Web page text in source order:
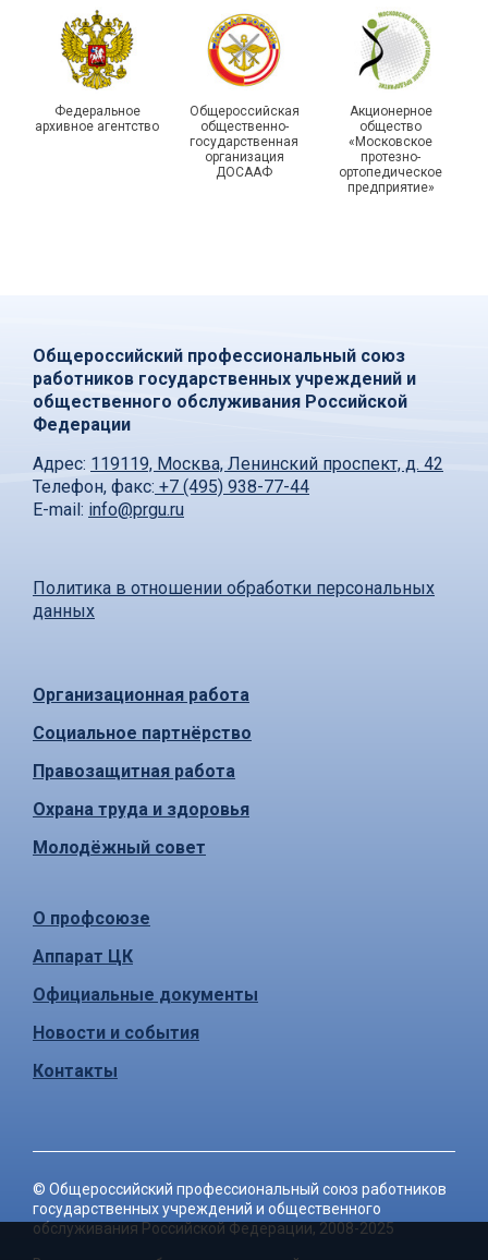
Федеральное
архивное агентство
Общероссийская
общественно-
государственная
организация
ДОСААФ
Акционерное
общество
«Московское
протезно-
ортопедическое
предприятие»
Общероссийский профессиональный союз
работников государственных учреждений и
общественного обслуживания Российской
Федерации
Адрес: 119119, Москва, Ленинский проспект, д. 42
Телефон, факс: +7 (495) 938-77-44
E-mail: info@prgu.ru
Политика в отношении обработки персональных
данных
Организационная работа
Социальное партнёрство
Правозащитная работа
Охрана труда и здоровья
Молодёжный совет
О профсоюзе
Аппарат ЦК
Официальные документы
Новости и события
Контакты
© Общероссийский профессиональный союз работников
государственных учреждений и общественного
обслуживания Российской Федерации, 2008-2025